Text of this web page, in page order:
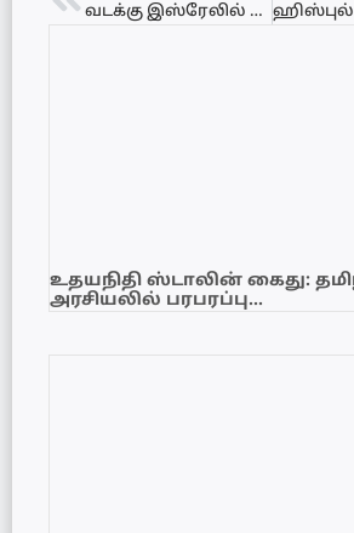
வடக்கு இஸ்ரேலில் ஏவுகணை மழை! தரைமட்டமான கட்டிடங்கள் – மீட்புப் பணியில் ‘ஹோம் ஃப்ரண்ட் கமாண்ட்’
உதயநிதி ஸ்டாலின் கைது:
அரசியலில் பரபரப்பு…